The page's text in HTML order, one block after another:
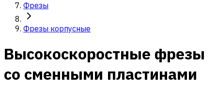
Фрезы
Фрезы корпусные
Высокоскоростные фрезы
со сменными пластинами